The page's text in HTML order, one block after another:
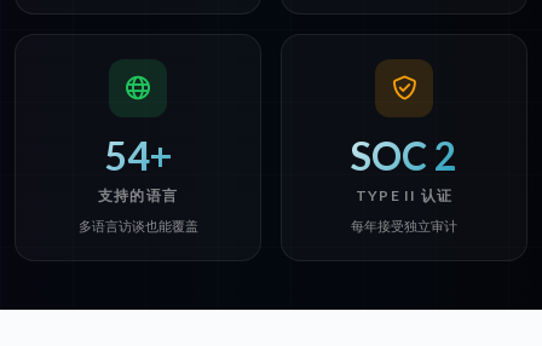
54+
支持的语言
多语言访谈也能覆盖
SOC 2
TYPE II 认证
每年接受独立审计